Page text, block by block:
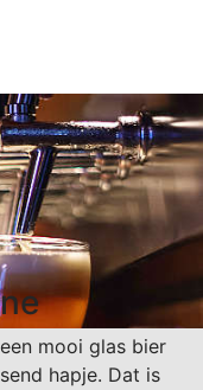
mooi glas bier
hapje. Dat is